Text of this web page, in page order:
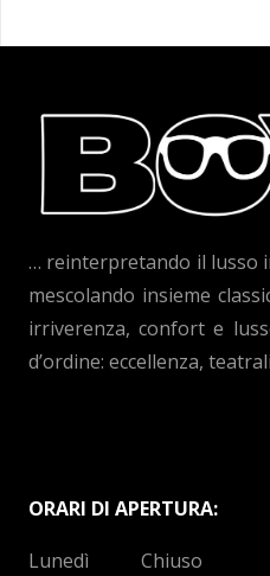
… reinterpretando il lusso
mescolando insieme
irriverenza, confort e
d’ordine: eccellenza,
ORARI DI APERTURA:
Lunedì Chiuso